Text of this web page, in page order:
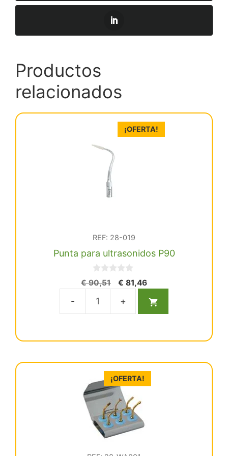
Productos
relacionados
¡OFERTA!
REF: 28-019
Punta para ultrasonidos P90
0
d
5
€90,51
El
original
era:
€ 81,46El
actual
es:
Punta
cantidad
¡OFERTA!